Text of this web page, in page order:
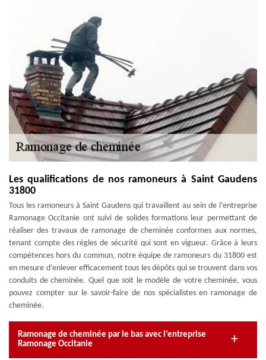
Les qualifications de nos ramoneurs à Saint Gaudens
31800
Tous les ramoneurs à Saint Gaudens qui travaillent au sein de l’entreprise
Ramonage Occitanie ont suivi de solides formations leur permettant de
réaliser des travaux de ramonage de cheminée conformes aux normes,
tenant compte des règles de sécurité qui sont en vigueur. Grâce à leurs
compétences hors du commun, notre équipe de ramoneurs du 31800 est
en mesure d’enlever efficacement tous les dépôts qui se trouvent dans vos
conduits de cheminée. Quel que soit le modèle de votre cheminée, vous
pouvez compter sur le savoir-faire de nos spécialistes en ramonage de
cheminée.
Ramonage de cheminée par le bas avec l’entreprise
Ramonage Occitanie